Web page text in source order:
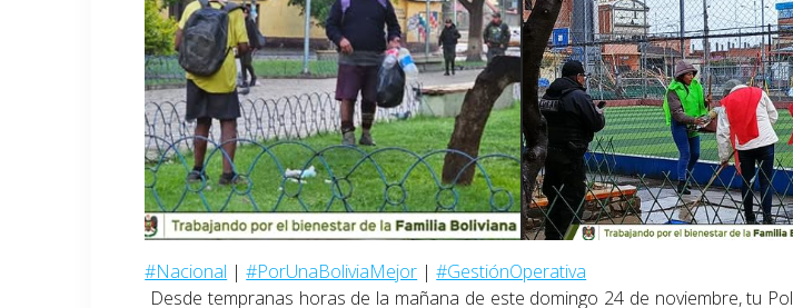
#Nacional |#PorUnaBoliviaMejor |#GestiónOperativa
Desde tempranas horas de la mañana de este domingo 24 de noviembre, tu